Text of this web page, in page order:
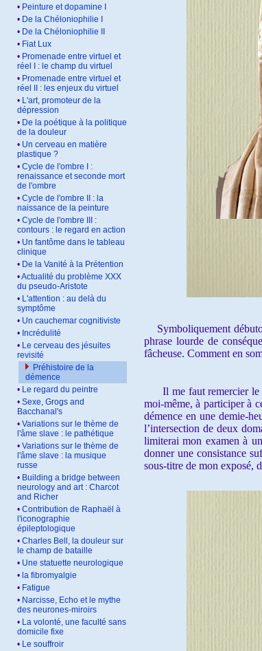
• Peinture et dopamine I
• De la Chéloniophilie I
• De la Chéloniophilie II
• Fiat Lux
• Promenade entre virtuel et
réel I : le champ du virtuel
• Promenade entre virtuel et
réel II : les enjeux du virtuel
• L'art, promoteur de la
dépression
• De la poétique à la politique
de la douleur
• Un cerveau en matière
plastique ?
• Cycle de l'ombre I :
renaissance et seconde mort
de l'ombre
• Cycle de l'ombre II : la
naissance de la peinture
• Cycle de l'ombre III :
contours : le regard en action
• Un fantôme dans le tableau
clinique
• De la Vanité à la Prétention
•Actualité du problème XXX
du pseudo-Aristote
• L'attention : au delà du
symptôme
• Un cauchemar cognitiviste
• Incrédulité
• Le cerveau des jésuites
revisité
Préhistoire de la
démence
• Le regard du peintre
• Sexe, Grogs and
Bacchanal's
• Variations sur le thème de
l'âme slave : le pathétique
• Variations sur le thème de
l'âme slave : la musique
russe
• Building a bridge between
neurology and art : Charcot
and Richer
• Contribution de Raphaël à
l'iconographie
épileptologique
• Charles Bell, la douleur sur
le champ de bataille
• Une statuette neurologique
• la fibromyalgie
• Fatigue
• Narcisse, Echo et le mythe
des neurones-miroirs
• La volonté, une faculté sans
domicile fixe
• Le souffroir
Symboliquement
phrase lourde de
fâcheuse. Comment en
Il me faut remercier le
moi-même, à participer à
démence en une demie-
l’intersection de deux
limiterai mon examen à
donner une consistance
sous-titre de mon exposé,